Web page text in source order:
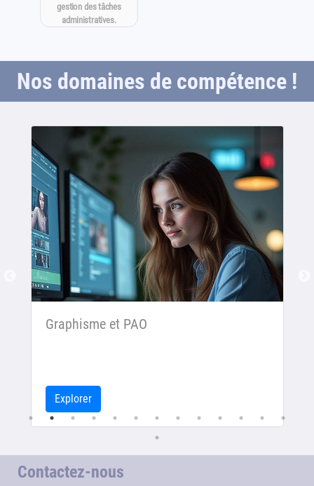
gestion des tâches
administratives.
Nos domaines de compétence !
Graphisme et PAO
Explorer
Contactez-nous